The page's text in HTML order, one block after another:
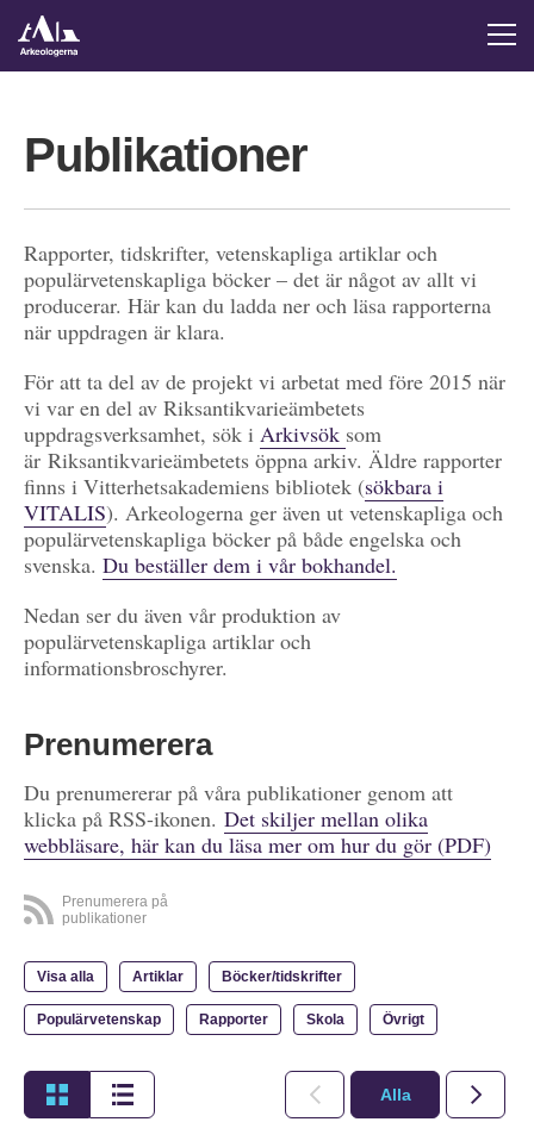
Publikationer
Rapporter, tidskrifter, vetenskapliga artiklar och
populärvetenskapliga böcker – det är något av allt vi
producerar. Här kan du ladda ner och läsa rapporterna
när uppdragen är klara.
För att ta del av de projekt vi arbetat med före 2015 när
vi var en del av Riksantikvarieämbetets
uppdragsverksamhet, sök i Arkivsök som
är Riksantikvarieämbetets öppna arkiv. Äldre rapporter
finns i Vitterhetsakademiens bibliotek (sökbara i
VITALIS). Arkeologerna ger även ut vetenskapliga och
populärvetenskapliga böcker på både engelska och
svenska. Du beställer dem i vår bokhandel.
Nedan ser du även vår produktion av
populärvetenskapliga artiklar och
informationsbroschyrer.
Prenumerera
Du prenumererar på våra publikationer genom att
klicka på RSS-ikonen. Det skiljer mellan olika
webbläsare, här kan du läsa mer om hur du gör (PDF)
Prenumerera på
publikationer
Visa alla Artiklar Böcker/tidskrifter
Populärvetenskap Rapporter Skola Övrigt
Alla 2026